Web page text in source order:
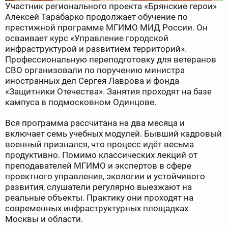
Участник регионального проекта «Брянские герои»
Алексей Тарабарко продолжает обучение по
престижной программе МГИМО МИД России. Он
осваивает курс «Управление городской
инфраструктурой и развитием территорий».
Профессиональную переподготовку для ветеранов
СВО организовали по поручению министра
иностранных дел Сергея Лаврова и фонда
«Защитники Отечества». Занятия проходят на базе
кампуса в подмосковном Одинцове.
Вся программа рассчитана на два месяца и
включает семь учебных модулей. Бывший кадровый
военный признался, что процесс идёт весьма
продуктивно. Помимо классических лекций от
преподавателей МГИМО и экспертов в сфере
проектного управления, экологии и устойчивого
развития, слушатели регулярно выезжают на
реальные объекты. Практику они проходят на
современных инфраструктурных площадках
Москвы и области.